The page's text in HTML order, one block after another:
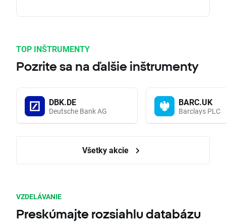
TOP INŠTRUMENTY
Pozrite sa na ďalšie inštrumenty
DBK.DE
Deutsche Bank AG
BARC.UK
Barclays PLC
Všetky akcie
VZDELÁVANIE
Preskúmajte rozsiahlu databázu